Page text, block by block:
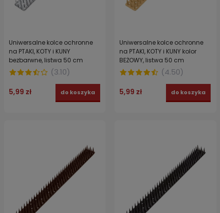
Uniwersalne kolce ochronne
na PTAKI, KOTY i KUNY
bezbarwne, listwa 50 cm
(3.10)
5,99 zł do koszyka
Uniwersalne kolce ochronne
na PTAKI, KOTY i KUNY kolor
BEŻOWY, listwa 50 cm
(4.50)
5,99 zł do koszyka